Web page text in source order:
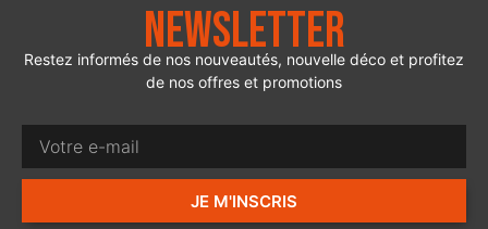
Newsletter
Restez informés de nos nouveautés, nouvelle déco et profitez
de nos offres et promotions
JE M'INSCRIS